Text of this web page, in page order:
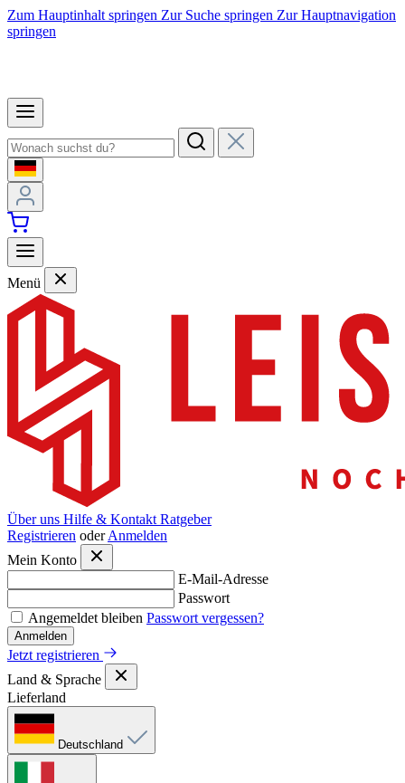
Zum Hauptinhalt springen Zur Suche springen Zur Hauptnavigation
springen
Menü
Über uns Hilfe & Kontakt Ratgeber
Registrieren oder Anmelden
Mein Konto
E-Mail-Adresse
Passwort
Angemeldet bleiben Passwort vergessen?
Anmelden
Jetzt registrieren
Land & Sprache
Lieferland
Deutschland